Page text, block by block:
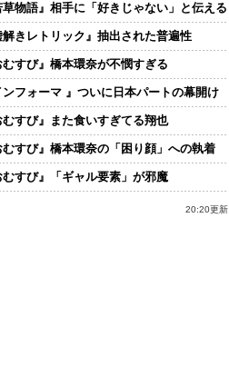
草物語』相手に「好きじゃない」と伝える
解きレトリック』抽出された普遍性
むすび』橋本環奈が不憫すぎる
ンフォーマ 』ついに日本パートの幕開け
むすび』また食いすぎてる翔也
むすび』橋本環奈の「困り顔」への執着
むすび』「ギャル要素」が邪魔
20:20更新